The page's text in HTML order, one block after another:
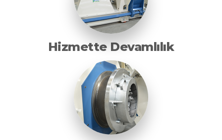
Hizmette Devamlılık